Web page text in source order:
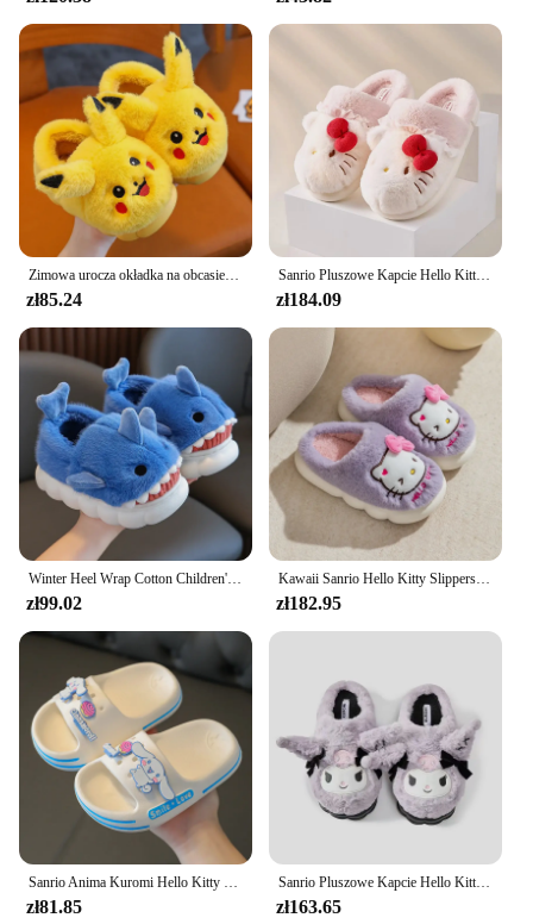
Zimowa urocza okładka na obcasie dziecięca klapki pluszowe miękka, przytulna, antypoślizgowa, ciepła, płaska muła dla chłopców, dziewczynki, do domu, bawełniane buty
zł85.24
Sanrio Pluszowe Kapcie Hello Kitty Kawaii Śliczne Studentki Jesień Zima Sypialnia Miękkie Wyściełane Pluszowe Buty Do Sypialni Aldult Dziewczyny Xmas
zł184.09
Winter Heel Wrap Cotton Children's Slippers Cute Cartoon Shark Non-slip Soft Sole Kids Boys Girls Junior Warm Plush Home Shoes
zł99.02
Kawaii Sanrio Hello Kitty Slippers Cute Cartoon Girls and Children Autumn and Winter Y2K Home Non Slip Grip Fluffy Plush Shoes
zł182.95
zł81.85
Sanrio Pluszowe Kapcie Hello Kittys Kawaii Śliczne Studentki Jesień Zima Sypialnia Miękkie Wyściełane Pluszowe Buty Do Sypialni Aldult Dziewczyny Xmas
zł163.65